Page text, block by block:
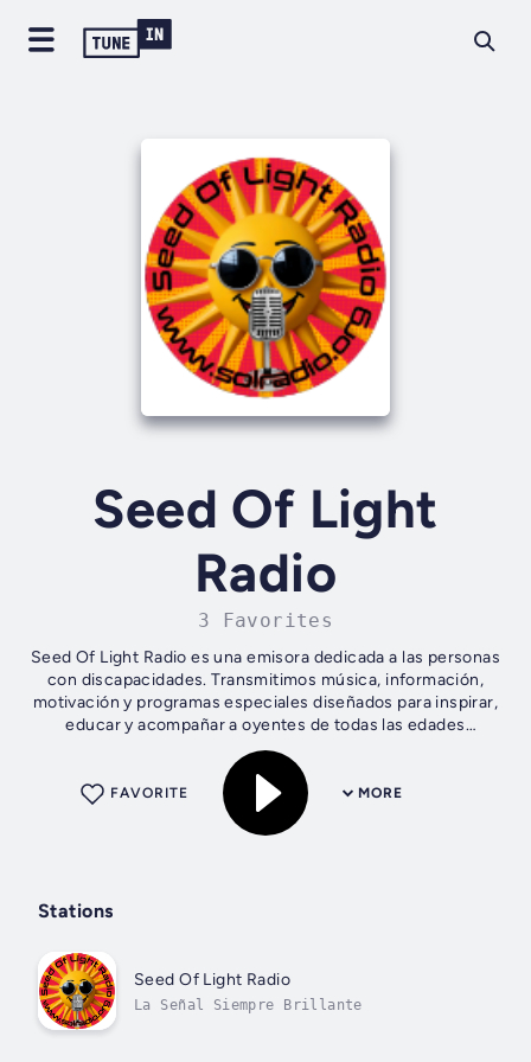
Seed Of Light
Radio
3 Favorites
Seed Of Light Radio es una emisora dedicada a las personas
con discapacidades. Transmitimos música, información,
motivación y programas especiales diseñados para inspirar,
educar y acompañar a oyentes de todas las edades
alrededor del mundo.
MORE
FAVORITE
Stations
Seed Of Light Radio
La Señal Siempre Brillante